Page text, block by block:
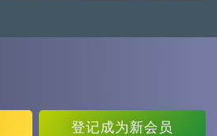
登记成为新会员